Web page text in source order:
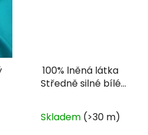
100% lněná látka
Středně silné bílé
Skladem (>30 m)